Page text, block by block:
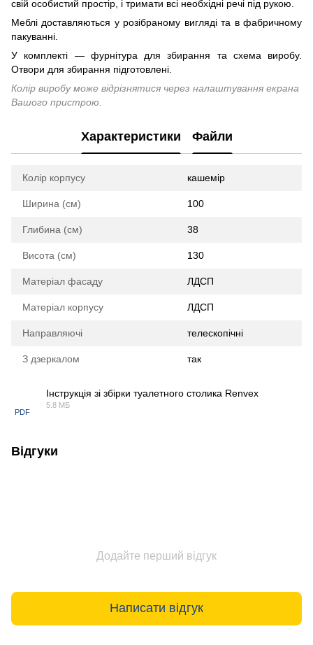
свій особистий простір, і тримати всі необхідні речі під рукою.
Меблі доставляються у розібраному вигляді та в фабричному
пакуванні.
У комплекті — фурнітура для збирання та схема виробу.
Отвори для збирання підготовлені.
Колір виробу може відрізнятися через налаштування екрана
Вашого пристрою.
Характеристики Файли
Колір корпусу кашемір
Ширина (см) 100
Глибина (см) 38
Висота (см) 130
Матеріал фасаду ЛДСП
Матеріал корпусу ЛДСП
Направляючі телескопічні
З дзеркалом так
PDF
Інструкція зі збірки туалетного столика Renvex
5.8 МБ
Відгуки
Додайте перший відгук
Написати відгук